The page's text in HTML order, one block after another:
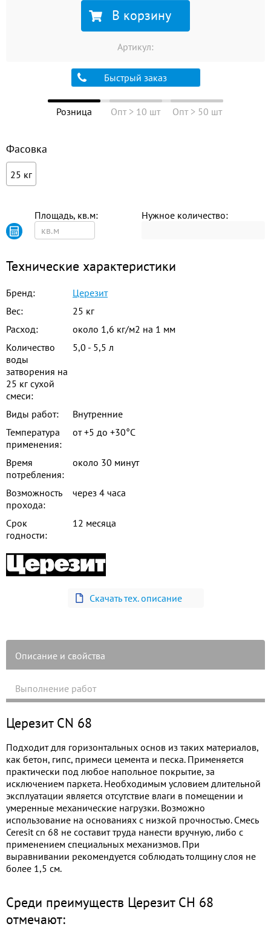
В корзину
Артикул:
Быстрый заказ
Розница Опт > 10 шт Опт > 50 шт
Фасовка
25 кг
Площадь, кв.м: Нужное количество:
Технические характеристики
Скачать тех. описание
Бренд:
Церезит
Вес:
25 кг
Расход:
около 1,6 кг/м2 на 1 мм
Количество
воды
затворения на
25 кг сухой
смеси:
5,0 - 5,5 л
Виды работ:
Внутренние
Температура
применения:
от +5 до +30°С
Время
потребления:
около 30 минут
Возможность
прохода:
через 4 часа
Срок
годности:
12 месяца
Описание и свойства
Выполнение работ
Церезит CN 68
Подходит для горизонтальных основ из таких материалов,
как бетон, гипс, примеси цемента и песка. Применяется
практически под любое напольное покрытие, за
исключением паркета. Необходимым условием длительной
эксплуатации является отсутствие влаги в помещении и
умеренные механические нагрузки. Возможно
использование на основаниях с низкой прочностью. Смесь
Ceresit cn 68 не составит труда нанести вручную, либо с
применением специальных механизмов. При
выравнивании рекомендуется соблюдать толщину слоя не
более 1,5 см.
Среди преимуществ Церезит СН 68
отмечают: